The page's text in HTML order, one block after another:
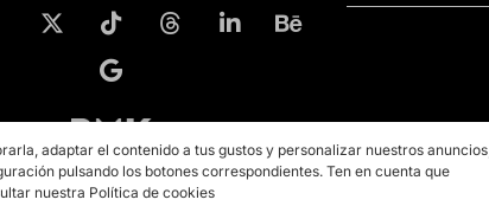
© 2026 PMK MARKETING
adaptar el contenido a tus gustos y personalizar nuestros anuncios,
pulsando los botones correspondientes. Ten en cuenta que
nuestra Política de cookies